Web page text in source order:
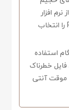
افزار
Winrar وارد منو Tools شوید و گزینه Repair را انتخاب
استفاده
خطرناک
موقت آنتی